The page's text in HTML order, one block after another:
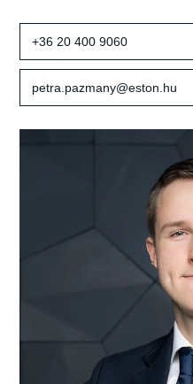
+36 20 400 9060
petra.pazmany@eston.hu